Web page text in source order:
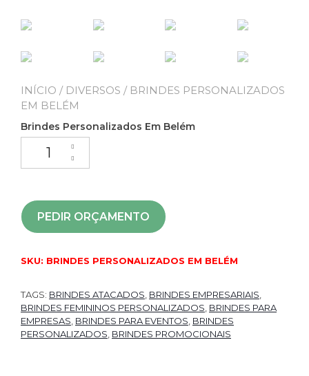
INÍCIO / DIVERSOS / BRINDES PERSONALIZADOS
EM BELÉM
Brindes Personalizados Em Belém
PEDIR ORÇAMENTO
SKU: BRINDES PERSONALIZADOS EM BELÉM
TAGS: BRINDES ATACADOS, BRINDES EMPRESARIAIS,
BRINDES FEMININOS PERSONALIZADOS, BRINDES PARA
EMPRESAS, BRINDES PARA EVENTOS, BRINDES
PERSONALIZADOS, BRINDES PROMOCIONAIS